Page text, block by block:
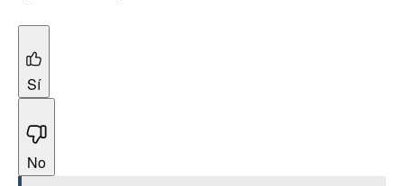
Sí
No